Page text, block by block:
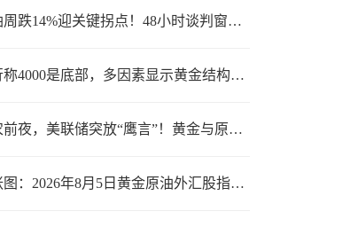
原油周跌14%迎关键拐点！48小时谈判窗口，暗藏行情变数
投行称4000是底部，多因素显示黄金结构性机会显现
非农前夜，美联储突放“鹰言”！黄金与原油为何联手反攻？
一张图：2026年8月5日黄金原油外汇股指“枢纽点+多空持仓信号”一览